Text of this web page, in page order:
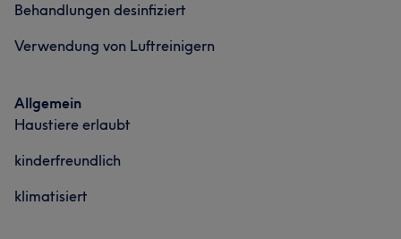
Behandlungen desinfiziert
Verwendung von Luftreinigern
Allgemein
Haustiere erlaubt
kinderfreundlich
klimatisiert